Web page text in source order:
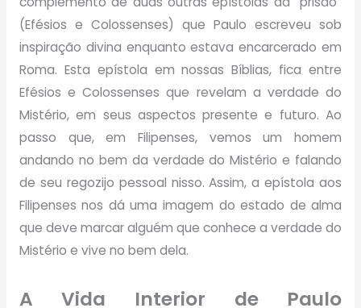
(Efésios e Colossenses) que Paulo escreveu sob
inspiração divina enquanto estava encarcerado em
Roma. Esta epístola em nossas Bíblias, fica entre
Efésios e Colossenses que revelam a verdade do
Mistério, em seus aspectos presente e futuro. Ao
passo que, em Filipenses, vemos um homem
andando no bem da verdade do Mistério e falando
de seu regozijo pessoal nisso. Assim, a epístola aos
Filipenses nos dá uma imagem do estado de alma
que deve marcar alguém que conhece a verdade do
Mistério e vive no bem dela.
A Vida Interior de Paulo